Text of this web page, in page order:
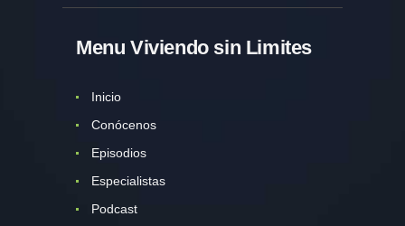
Menu Viviendo sin Limites
Inicio
Conócenos
Episodios
Especialistas
Podcast